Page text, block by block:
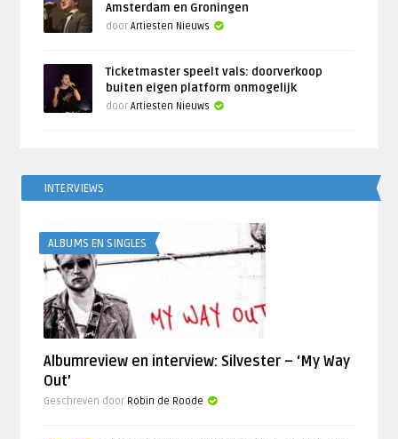
Amsterdam en Groningen
doorArtiesten Nieuws
Ticketmaster speelt vals: doorverkoop
buiten eigen platform onmogelijk
doorArtiesten Nieuws
INTERVIEWS
ALBUMS EN SINGLES
Albumreview en interview: Silvester – ‘My Way
Out’
Geschreven door Robin de Roode